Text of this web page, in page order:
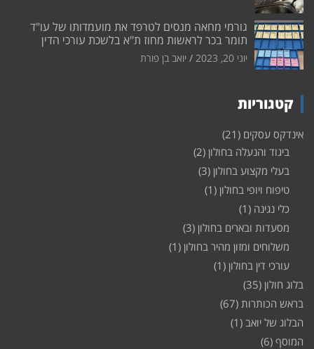
גורמי מחאה מנסים לטרפד את מועמדותו של עו"ד
תומר בכר לראשות מחוז ת"א בלשכת עורכי הדין
יוני 20, 2023 יואב בן פורת
קטגוריות
אינדקס עסקים (21)
ביגוד והנעלה בחולון (2)
בעלי מקצוע בחולון (3)
טיפוח ויופי בחולון (1)
כלי נגינה (1)
מסעדות ובארים בחולון (3)
משלוחים ומזון מהיר בחולון (1)
עורכי דין בחולון (1)
בלוג חולון (35)
בראש הכותרות (67)
הבלוג של יואב (1)
המוסף (6)